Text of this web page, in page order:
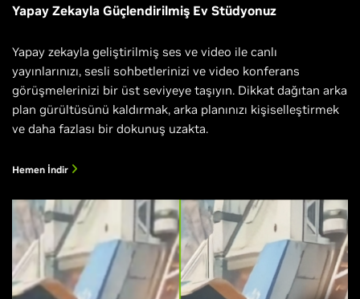
Yapay Zekayla Güçlendirilmiş Ev Stüdyonuz
Yapay zekayla geliştirilmiş ses ve video ile canlı
yayınlarınızı, sesli sohbetlerinizi ve video konferans
görüşmelerinizi bir üst seviyeye taşıyın. Dikkat dağıtan arka
plan gürültüsünü kaldırmak, arka planınızı kişiselleştirmek
ve daha fazlası bir dokunuş uzakta.
Hemen İndir